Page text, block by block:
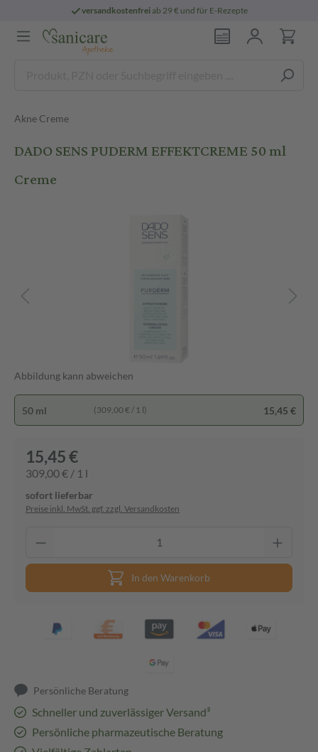
versandkostenfreiab 29 € und für E-Rezepte
Akne Creme
DADO SENS PUDERM EFFEKTCREME 50 ml
Creme
Abbildung kann abweichen
50 ml (309,00 € / 1 l) 15,45 €
15,45 €
309,00 € / 1 l
sofort lieferbar
Preise inkl. MwSt. ggf. zzgl. Versandkosten
In den Warenkorb
Persönliche Beratung
Schneller und zuverlässiger Versand³
Persönliche pharmazeutische Beratung